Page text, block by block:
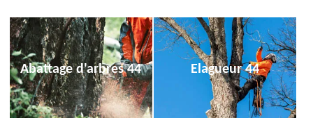
Abattage d'arbres 44 Elagueur 44